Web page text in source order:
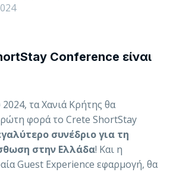
Conference είναι
τα Χανιά Κρήτης θα
φορά το Crete ShortStay
συνέδριο για τη
στην Ελλάδα! Και η
Guest Experience εφαρμογή, θα